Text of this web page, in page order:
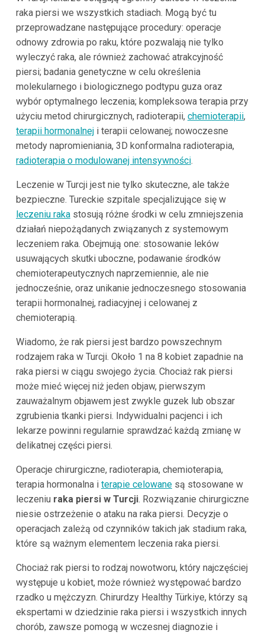
raka piersi we wszystkich stadiach. Mogą być tu
przeprowadzane następujące procedury: operacje
odnowy zdrowia po raku, które pozwalają nie tylko
wyleczyć raka, ale również zachować atrakcyjność
piersi; badania genetyczne w celu określenia
molekularnego i biologicznego podtypu guza oraz
wybór optymalnego leczenia; kompleksowa terapia przy
użyciu metod chirurgicznych, radioterapii, chemioterapii,
terapii hormonalneji terapii celowanej; nowoczesne
metody napromieniania, 3D konformalna radioterapia,
radioterapia o modulowanej intensywności.
Leczenie w Turcji jest nie tylko skuteczne, ale także
bezpieczne. Tureckie szpitale specjalizujące się w
leczeniu rakastosują różne środki w celu zmniejszenia
działań niepożądanych związanych z systemowym
leczeniem raka. Obejmują one: stosowanie leków
usuwających skutki uboczne, podawanie środków
chemioterapeutycznych naprzemiennie, ale nie
jednocześnie, oraz unikanie jednoczesnego stosowania
terapii hormonalnej, radiacyjnej i celowanej z
chemioterapią.
Wiadomo, że rak piersi jest bardzo powszechnym
rodzajem raka w Turcji. Około 1 na 8 kobiet zapadnie na
raka piersi w ciągu swojego życia. Chociaż rak piersi
może mieć więcej niż jeden objaw, pierwszym
zauważalnym objawem jest zwykle guzek lub obszar
zgrubienia tkanki piersi. Indywidualni pacjenci i ich
lekarze powinni regularnie sprawdzać każdą zmianę w
delikatnej części piersi.
Operacje chirurgiczne, radioterapia, chemioterapia,
terapia hormonalna i terapie celowanesą stosowane w
leczeniu raka piersi w Turcji. Rozwiązanie chirurgiczne
niesie ostrzeżenie o ataku na raka piersi. Decyzje o
operacjach zależą od czynników takich jak stadium raka,
które są ważnym elementem leczenia raka piersi.
Chociaż rak piersi to rodzaj nowotworu, który najczęściej
występuje u kobiet, może również występować bardzo
rzadko u mężczyzn. Chirurdzy Healthy Türkiye, którzy są
ekspertami w dziedzinie raka piersi i wszystkich innych
chorób, zawsze pomogą w wczesnej diagnozie i